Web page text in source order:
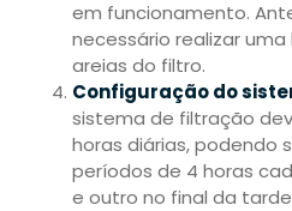
em funcionamento.
necessário realizar
areias do filtro.
Configuração do
sistema de filtração
horas diárias, podendo
períodos de 4 horas
e outro no final da